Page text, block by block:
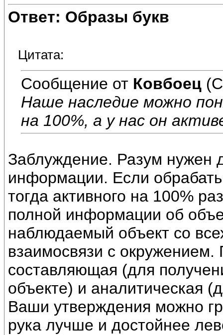
Ответ: Образы букв
Цитата:
Сообщение от Ковбоец
Наше наследие можно
на 100%, а у нас он
Заблуждение. Разум нужен
информации. Если
тогда активного на 100%
полной информации об
наблюдаемый объект со
взаимосвязи с
составляющая (для
объекте) и аналитическая
Ваши утверждения можно
рука лучше и достойнее